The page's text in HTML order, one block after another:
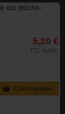
ou micro-
5,20 €
TTC l'unite
Commander